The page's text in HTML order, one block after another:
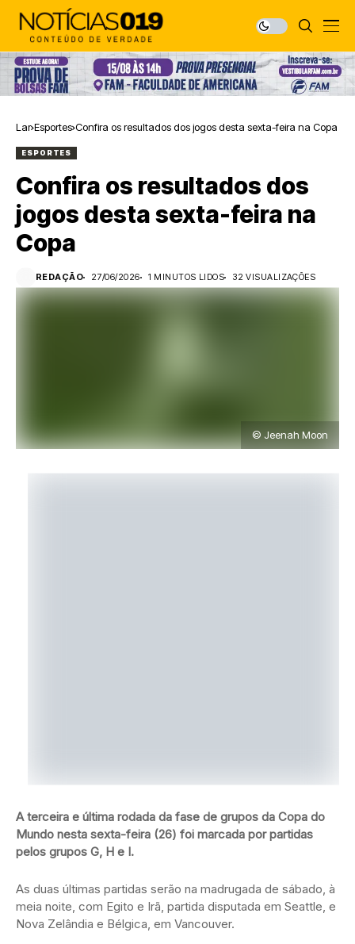
Lar Esportes Confira os resultados dos jogos desta sexta-feira na Copa
ESPORTES
Confira os resultados dos
jogos desta sexta-feira na
Copa
REDAÇÃO 27/06/2026 1 MINUTOS LIDOS 32 VISUALIZAÇÕES
© Jeenah Moon
A terceira e última rodada da fase de grupos da Copa do
Mundo nesta sexta-feira (26) foi marcada por partidas
pelos grupos G, H e I.
As duas últimas partidas serão na madrugada de sábado, à
meia noite, com Egito e Irã, partida disputada em Seattle, e
Nova Zelândia e Bélgica, em Vancouver.